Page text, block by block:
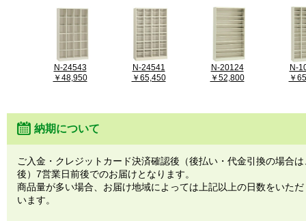
N-24543
￥48,950
N-24541
￥65,450
N-20124
￥52,800
N-
￥
納期について
ご入金・クレジットカード決済確認後（後払い・代金引換の場合
後）7営業日前後でのお届けとなります。
商品量が多い場合、お届け地域によっては上記以上の日数をいた
います。